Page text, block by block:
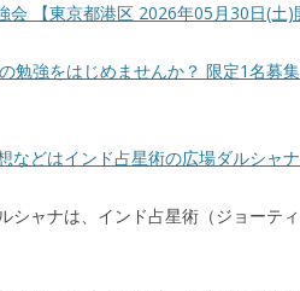
会 【東京都港区 2026年05月30日(土)
勉強をはじめませんか？ 限定1名募
などはインド占星術の広場ダルシ
シャナは、インド占星術（ジョーテ